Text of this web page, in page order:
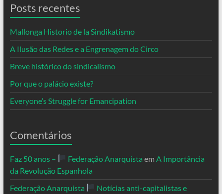
Posts recentes
Mallonga Historio de la Sindikatismo
A Ilusão das Redes e a Engrenagem do Circo
Breve histórico do sindicalismo
Por que o palácio existe?
Everyone’s Struggle for Emancipation
Comentários
Faz 50 anos – Federação Anarquista em A Importância
da Revolução Espanhola
Federação Anarquista
Notícias anti-capitalistas e